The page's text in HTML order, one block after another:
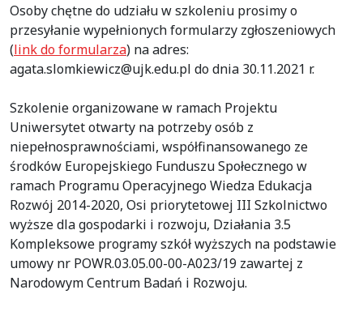
Osoby chętne do udziału w szkoleniu prosimy o
przesyłanie wypełnionych formularzy zgłoszeniowych
(link do formularza) na adres:
agata.slomkiewicz@ujk.edu.pl do dnia 30.11.2021 r.
Szkolenie organizowane w ramach Projektu
Uniwersytet otwarty na potrzeby osób z
niepełnosprawnościami, współfinansowanego ze
środków Europejskiego Funduszu Społecznego w
ramach Programu Operacyjnego Wiedza Edukacja
Rozwój 2014-2020, Osi priorytetowej III Szkolnictwo
wyższe dla gospodarki i rozwoju, Działania 3.5
Kompleksowe programy szkół wyższych na podstawie
umowy nr POWR.03.05.00-00-A023/19 zawartej z
Narodowym Centrum Badań i Rozwoju.